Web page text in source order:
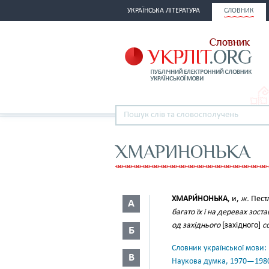
УКРАЇНСЬКА ЛІТЕРАТУРА СЛОВНИК
ХМАРИНОНЬКА
А
Б
В
ХМАРИ́НОНЬКА, и, ж.
багато їх і на деревах
од західнього[західного]
Словник української
Наукова думка,